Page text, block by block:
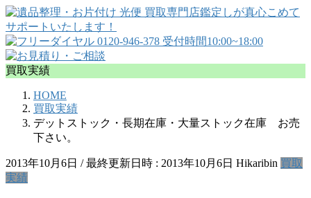
買取実績
HOME
買取実績
デットストック・長期在庫・大量ストック在庫 お売
下さい。
2013年10月6日 / 最終更新日時 : 2013年10月6日 Hikaribin 買取
実績